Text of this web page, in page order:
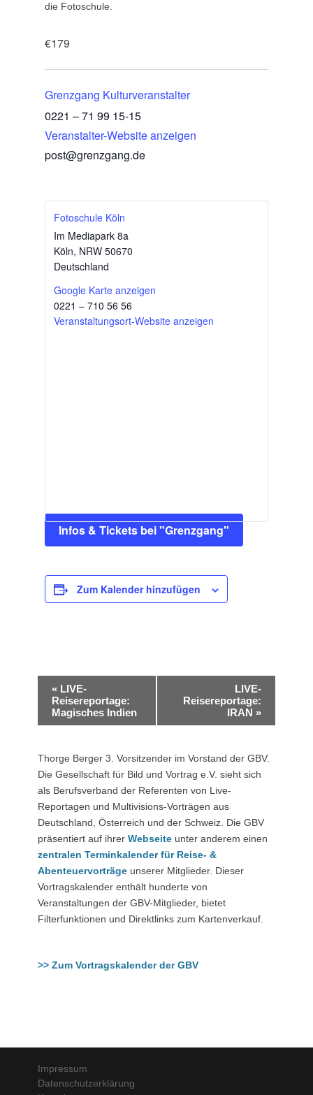
die Fotoschule.
€179
Grenzgang Kulturveranstalter
0221 – 71 99 15-15
Veranstalter-Website anzeigen
post@grenzgang.de
Fotoschule Köln
Im Mediapark 8a
Köln, NRW 50670
Deutschland
Google Karte anzeigen
0221 – 710 56 56
Veranstaltungsort-Website anzeigen
Infos & Tickets bei "Grenzgang"
Zum Kalender hinzufügen
Veranstaltung-
Navigation
« LIVE-
Reisereportage:
Magisches Indien
LIVE-
Reisereportage:
IRAN »
Thorge Berger 3. Vorsitzender im Vorstand der GBV.
Die Gesellschaft für Bild und Vortrag e.V. sieht sich
als Berufsverband der Referenten von Live-
Reportagen und Multivisions-Vorträgen aus
Deutschland, Österreich und der Schweiz. Die GBV
präsentiert auf ihrer Webseite unter anderem einen
zentralen Terminkalender für Reise- &
Abenteuervorträge unserer Mitglieder. Dieser
Vortragskalender enthält hunderte von
Veranstaltungen der GBV-Mitglieder, bietet
Filterfunktionen und Direktlinks zum Kartenverkauf.
>> Zum Vortragskalender der GBV
Impressum
Datenschutzerklärung